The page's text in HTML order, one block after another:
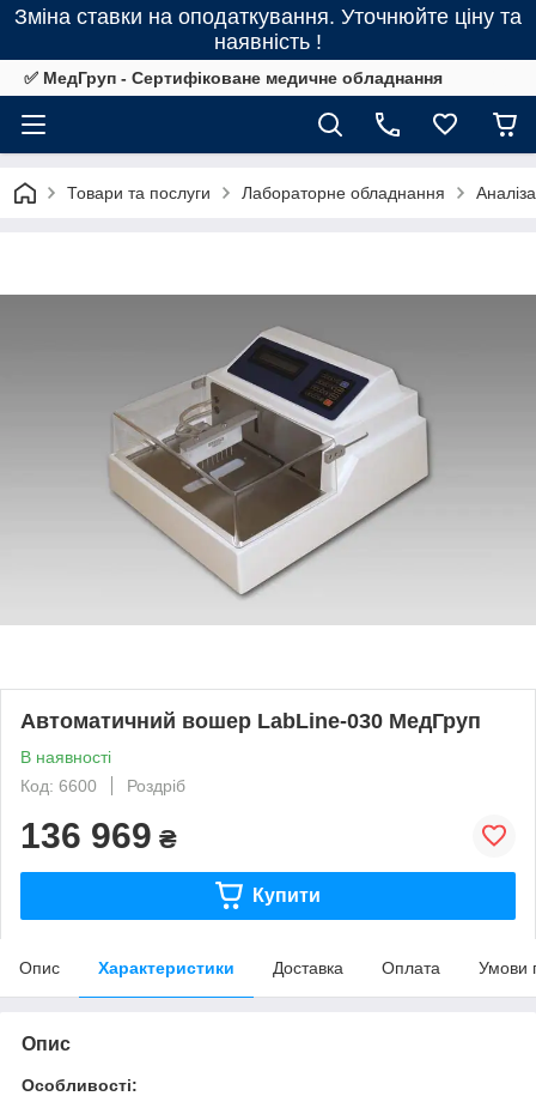
Зміна ставки на оподаткування. Уточнюйте ціну та
наявність !
✅ МедГруп - Сертифіковане медичне обладнання
Товари та послуги Лабораторне обладнання
Автоматичний вошер LabLine-030 МедГруп
В наявності
Код: 6600
Роздріб
136 969 ₴
Купити
Опис Характеристики Доставка Оплата Умови
Опис
Особливості: